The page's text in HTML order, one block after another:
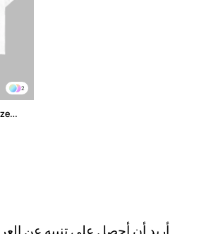
2
أريد أن أحصل على تنبيه عن